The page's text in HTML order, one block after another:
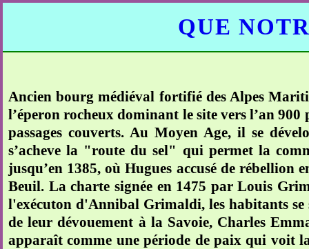
QUE
Ancien bourg médiéval fortifié des Alpes
l’éperon rocheux dominant le site vers l’an 900
passages couverts. Au Moyen Age, il se
s’acheve la "route du sel" qui permet la
jusqu’en 1385, où Hugues accusé de rébellion
Beuil. La charte signée en 1475 par Louis
l'exécuton d'Annibal Grimaldi, les habitants se
de leur dévouement à la Savoie, Charles
apparaît comme une période de paix qui voit